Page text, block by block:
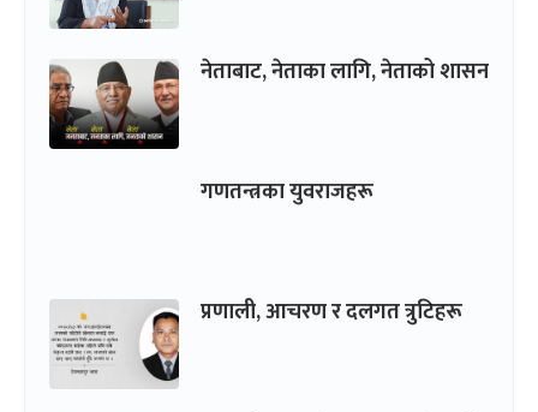
नेताबाट, नेताका लागि, नेताको शासन
गणतन्त्रका युवराजहरू
प्रणाली, आचरण र दलगत त्रुटिहरू